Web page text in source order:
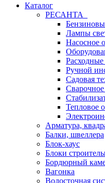
Каталог
РЕСАНТА
Лампы
Насосное
Ручной
Садовая
Тепловое
Арматура,
Балки, швеллера
Блок-хаус
Блоки
Бордюрный
Вагонка
Водосточная